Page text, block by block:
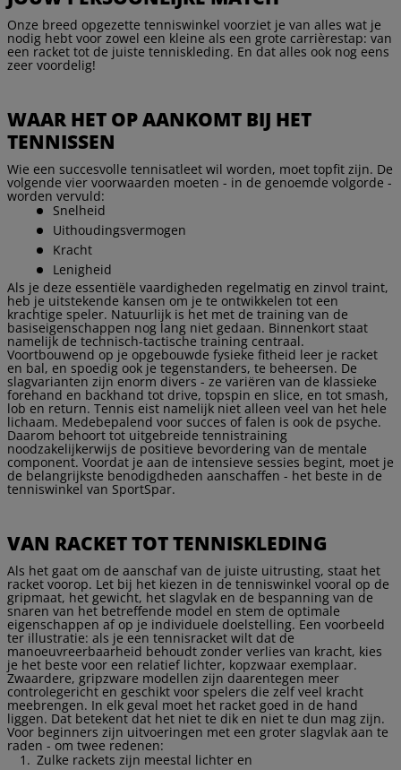
Onze breed opgezette tenniswinkel voorziet je van alles wat je
nodig hebt voor zowel een kleine als een grote carrièrestap: van
een racket tot de juiste tenniskleding. En dat alles ook nog eens
zeer voordelig!
WAAR HET OP AANKOMT BIJ HET
TENNISSEN
Wie een succesvolle tennisatleet wil worden, moet topfit zijn. De
volgende vier voorwaarden moeten - in de genoemde volgorde -
worden vervuld:
Snelheid
Uithoudingsvermogen
Kracht
Lenigheid
Als je deze essentiële vaardigheden regelmatig en zinvol traint,
heb je uitstekende kansen om je te ontwikkelen tot een
krachtige speler. Natuurlijk is het met de training van de
basiseigenschappen nog lang niet gedaan. Binnenkort staat
namelijk de technisch-tactische training centraal.
Voortbouwend op je opgebouwde fysieke fitheid leer je racket
en bal, en spoedig ook je tegenstanders, te beheersen. De
slagvarianten zijn enorm divers - ze variëren van de klassieke
forehand en backhand tot drive, topspin en slice, en tot smash,
lob en return. Tennis eist namelijk niet alleen veel van het hele
lichaam. Medebepalend voor succes of falen is ook de psyche.
Daarom behoort tot uitgebreide tennistraining
noodzakelijkerwijs de positieve bevordering van de mentale
component. Voordat je aan de intensieve sessies begint, moet je
de belangrijkste benodigdheden aanschaffen - het beste in de
tenniswinkel van SportSpar.
VAN RACKET TOT TENNISKLEDING
Als het gaat om de aanschaf van de juiste uitrusting, staat het
racket voorop. Let bij het kiezen in de tenniswinkel vooral op de
gripmaat, het gewicht, het slagvlak en de bespanning van de
snaren van het betreffende model en stem de optimale
eigenschappen af op je individuele doelstelling. Een voorbeeld
ter illustratie: als je een tennisracket wilt dat de
manoeuvreerbaarheid behoudt zonder verlies van kracht, kies
je het beste voor een relatief lichter, kopzwaar exemplaar.
Zwaardere, gripzware modellen zijn daarentegen meer
controlegericht en geschikt voor spelers die zelf veel kracht
meebrengen. In elk geval moet het racket goed in de hand
liggen. Dat betekent dat het niet te dik en niet te dun mag zijn.
Voor beginners zijn uitvoeringen met een groter slagvlak aan te
raden - om twee redenen:
Zulke rackets zijn meestal lichter en